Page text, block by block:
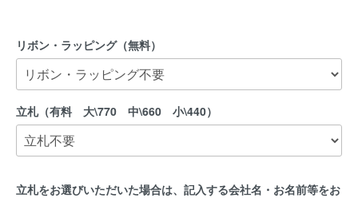
リボン・ラッピング（無料）
立札（有料 大\770 中\660 小\440）
立札をお選びいただいた場合は、記入する会社名・お名前等をお